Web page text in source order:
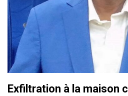
Exfiltration à la maison